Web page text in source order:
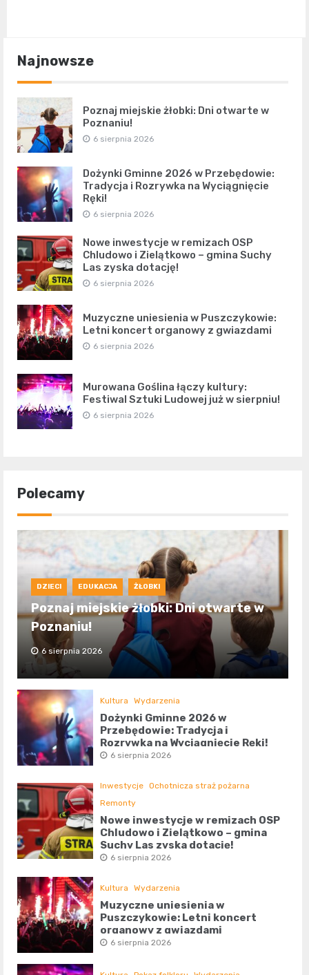
Najnowsze
Poznaj miejskie żłobki: Dni otwarte w
Poznaniu!
6 sierpnia 2026
Dożynki Gminne 2026 w Przebędowie:
Tradycja i Rozrywka na Wyciągnięcie
Ręki!
6 sierpnia 2026
Nowe inwestycje w remizach OSP
Chludowo i Zielątkowo – gmina Suchy
Las zyska dotację!
6 sierpnia 2026
Muzyczne uniesienia w Puszczykowie:
Letni koncert organowy z gwiazdami
6 sierpnia 2026
Murowana Goślina łączy kultury:
Festiwal Sztuki Ludowej już w sierpniu!
6 sierpnia 2026
Polecamy
DZIECI EDUKACJA ŻŁOBKI
Poznaj miejskie żłobki: Dni otwarte w
Poznaniu!
6 sierpnia 2026
Kultura Wydarzenia
Dożynki Gminne 2026 w
Przebędowie: Tradycja i
Rozrywka na Wyciągnięcie Ręki!
6 sierpnia 2026
Inwestycje Ochotnicza straż pożarna
Remonty
Nowe inwestycje w remizach OSP
Chludowo i Zielątkowo – gmina
Suchy Las zyska dotację!
6 sierpnia 2026
Kultura Wydarzenia
Muzyczne uniesienia w
Puszczykowie: Letni koncert
organowy z gwiazdami
6 sierpnia 2026